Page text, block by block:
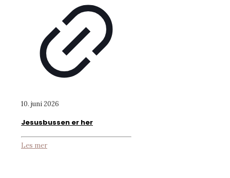
10. juni 2026
Jesusbussen er her
Les mer